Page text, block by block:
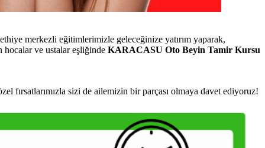
merkezli eğitimlerimizle geleceğinize yatırım yaparak,
ve ustalar eşliğinde KARACASU Oto Beyin Tamir Kursu
fırsatlarımızla sizi de ailemizin bir parçası olmaya davet ediyoruz!